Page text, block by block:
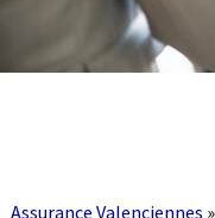
Assurance Valenciennes »